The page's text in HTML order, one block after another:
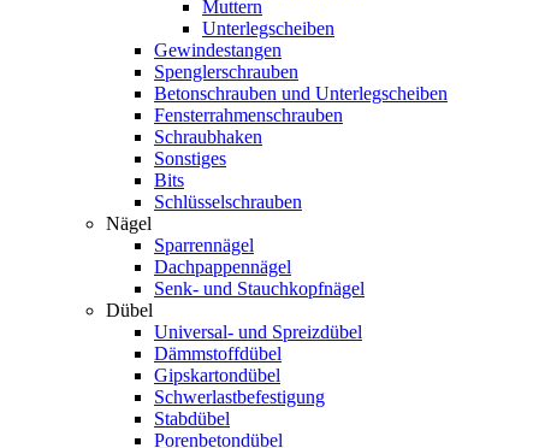
Muttern
Unterlegscheiben
Gewindestangen
Spenglerschrauben
Betonschrauben und Unterlegscheiben
Fensterrahmenschrauben
Schraubhaken
Sonstiges
Bits
Schlüsselschrauben
Nägel
Sparrennägel
Dachpappennägel
Senk- und Stauchkopfnägel
Dübel
Universal- und Spreizdübel
Dämmstoffdübel
Gipskartondübel
Schwerlastbefestigung
Stabdübel
Porenbetondübel